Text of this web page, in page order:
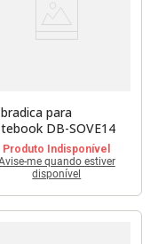
para
DB-SOVE14
Produto Indisponível
me quando estiver
disponível